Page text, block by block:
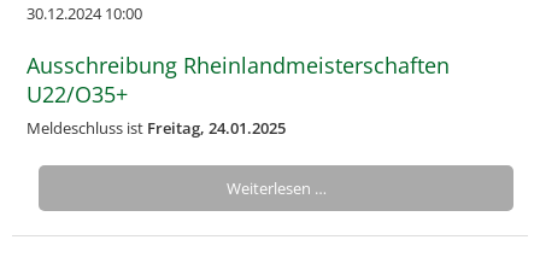
30.12.2024 10:00
Ausschreibung Rheinlandmeisterschaften
U22/O35+
Meldeschluss ist Freitag, 24.01.2025
Weiterlesen …